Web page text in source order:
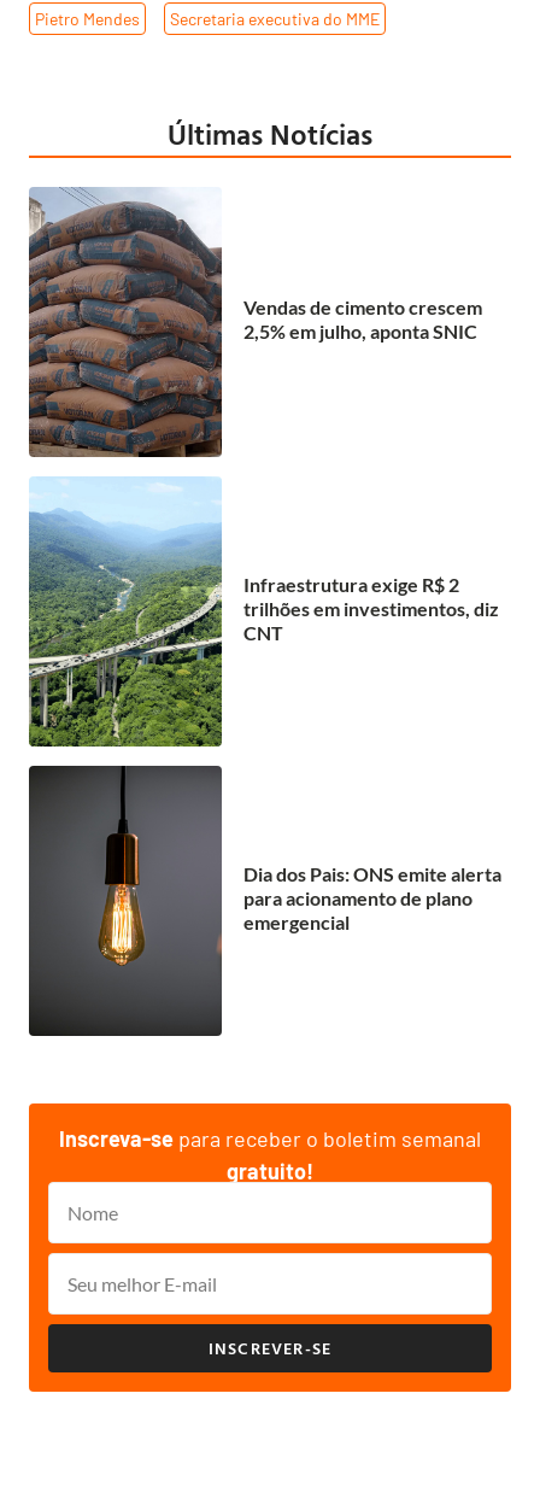
Pietro Mendes Secretaria executiva do MME
Últimas Notícias
Vendas de cimento crescem
2,5% em julho, aponta SNIC
Infraestrutura exige R$ 2
trilhões em investimentos, diz
CNT
Dia dos Pais: ONS emite alerta
para acionamento de plano
emergencial
Inscreva-se para receber o boletim semanal
gratuito!
INSCREVER-SE